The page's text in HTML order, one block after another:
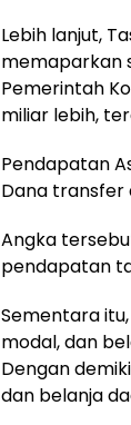
Lebih lanjut,
memaparkan
Pemerintah
miliar lebih,
Pendapatan
Dana transfer
Angka
pendapatan
Sementara
modal, dan
Dengan
dan belanja